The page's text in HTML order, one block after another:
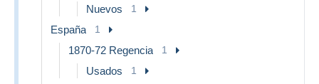
Nuevos 1
España 1
1870-72 Regencia 1
Usados 1